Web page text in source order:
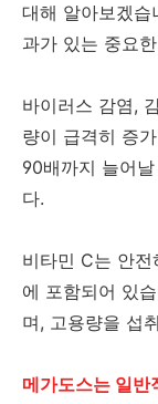
대해 알아보겠습
과가 있는 중요
바이러스 감염,
량이 급격히 증
90배까지 늘어
다.
비타민 C는 안
에 포함되어 있
며, 고용량을 섭
메가도스는 일